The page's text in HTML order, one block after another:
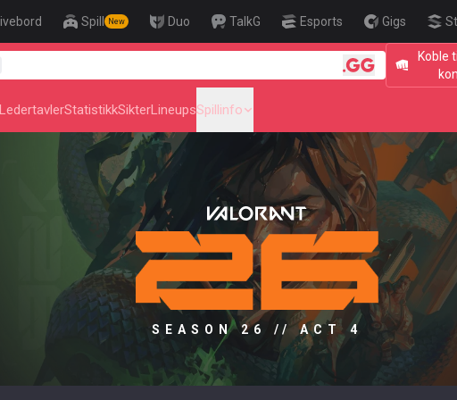
Spill New Duo TalkG Esports Gigs
Koble
🎯 Level
LedertavlerStatistikkSikterLineupsSpillinfo
SEASON 26 // ACT 4